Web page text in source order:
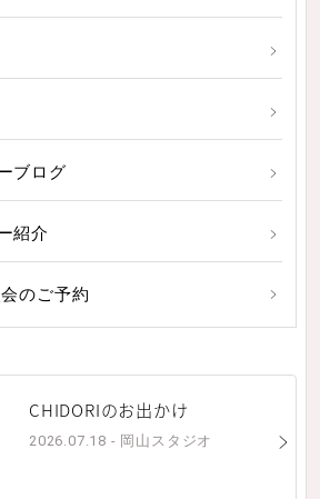
ブログ
紹介
のご予約
CHIDORIのお出かけ
2026.07.18 - 岡山スタジオ